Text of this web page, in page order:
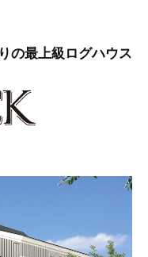
の最上級ログハウス